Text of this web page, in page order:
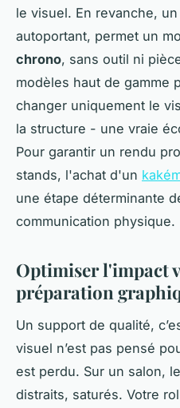
le visuel. En revanche,
autoportant, permet un
chrono, sans outil ni
modèles haut de gamme
changer uniquement le
la structure - une vraie
Pour garantir un rendu
stands, l'achat d'un
une étape déterminante
communication physique.
Optimiser l'impact
préparation
Un support de qualité,
visuel n’est pas pensé
est perdu. Sur un salon,
distraits, saturés. Votre